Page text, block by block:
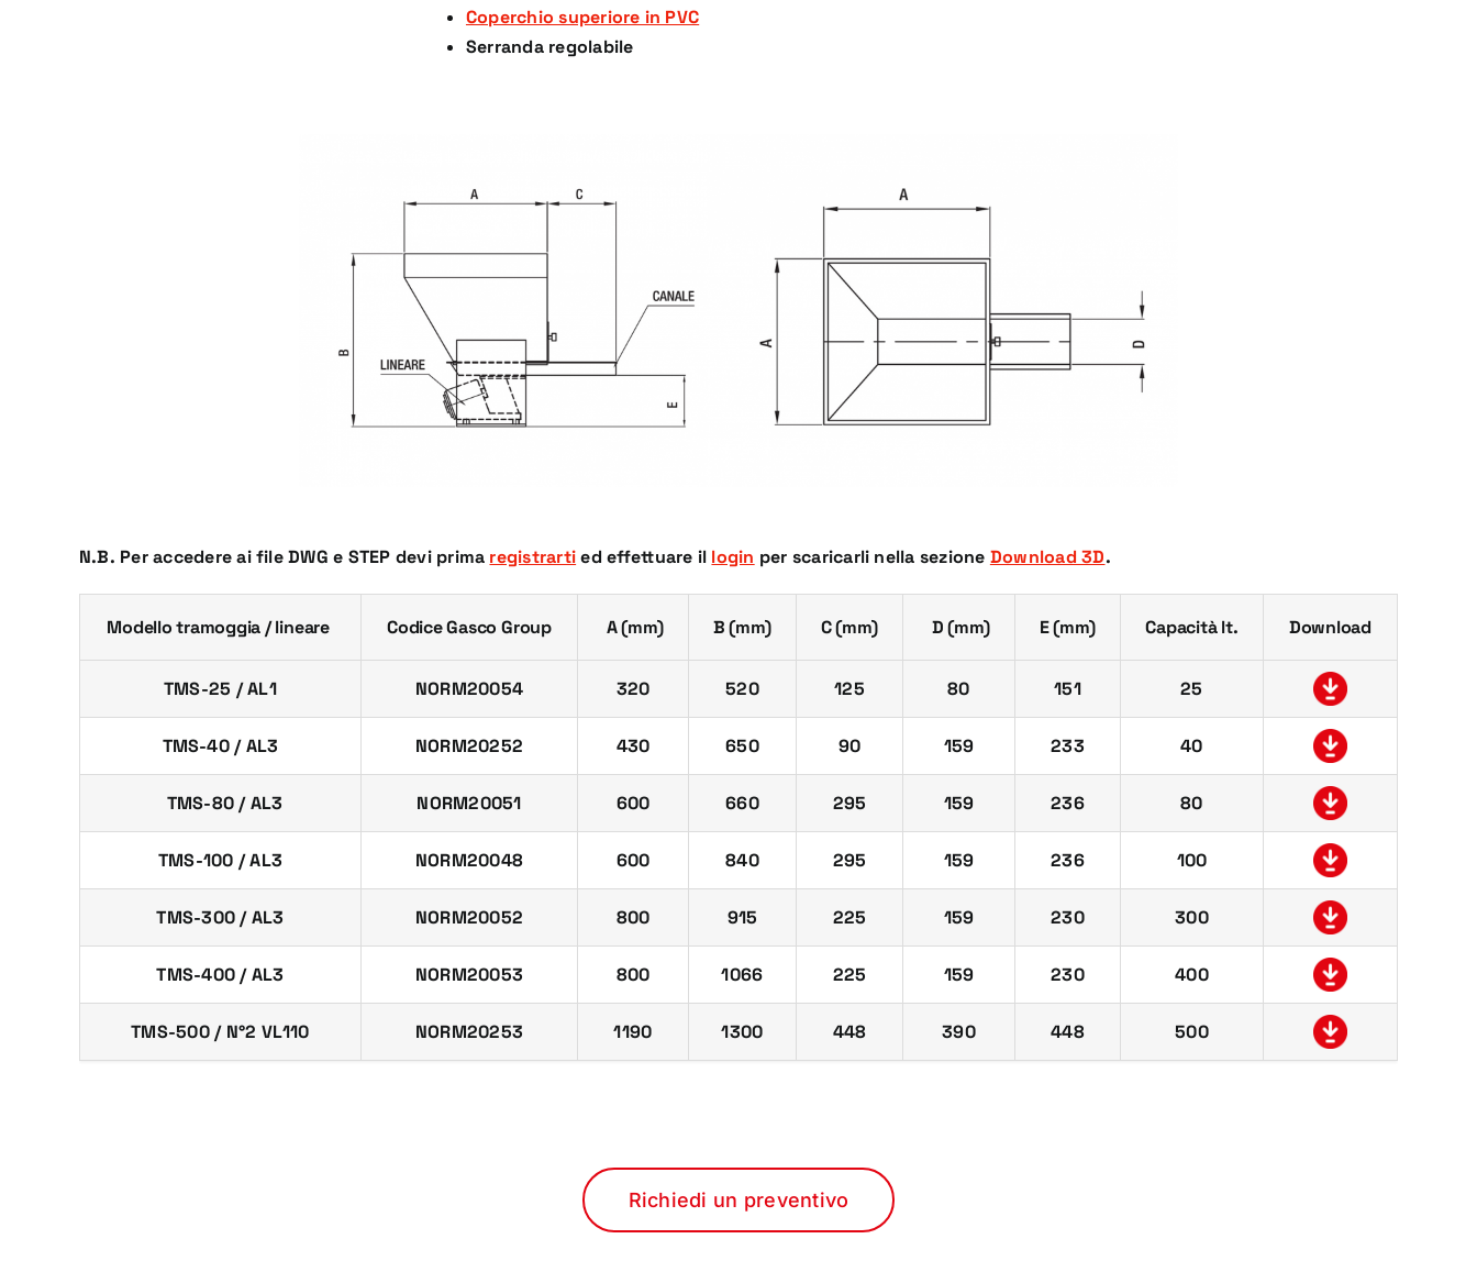
Coperchio superiore in PVC
Serranda regolabile
N.B. Per accedere ai file DWG e STEP devi prima registrartied effettuare il login per scaricarli nella sezione Download 3D.
Modello tramoggia / lineare Codice Gasco Group A (mm) B (mm) C (mm) D (mm) E (mm) Capacità lt. Download
TMS-25 / AL1 NORM20054 320 520 125 80 151 25
TMS-40 / AL3 NORM20252 430 650 90 159 233 40
TMS-80 / AL3 NORM20051 600 660 295 159 236 80
TMS-100 / AL3 NORM20048 600 840 295 159 236 100
TMS-300 / AL3 NORM20052 800 915 225 159 230 300
TMS-400 / AL3 NORM20053 800 1066 225 159 230 400
TMS-500 / N°2 VL110 NORM20253 1190 1300 448 390 448 500
Richiedi un preventivo